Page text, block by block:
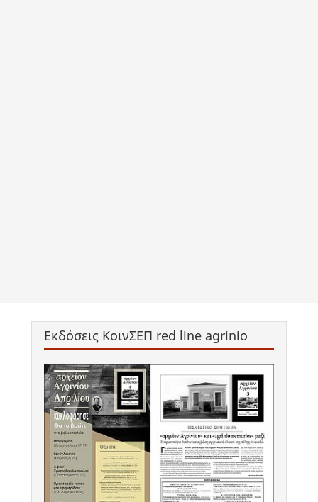
Εκδόσεις ΚοινΣΕΠ red line agrinio